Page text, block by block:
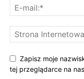
Zapisz moje
tej przeglądarce na